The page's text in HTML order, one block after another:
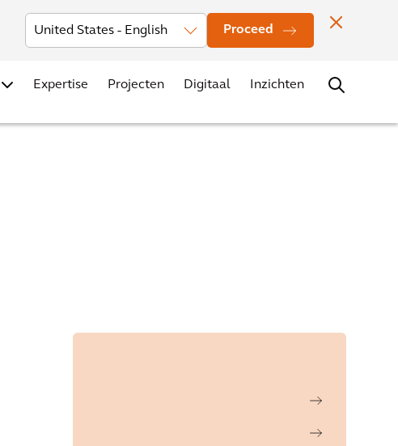
Proceed
Investors Nieuws Evenementen Vestigingen Contact
Expertise Projecten Digitaal Inzichten